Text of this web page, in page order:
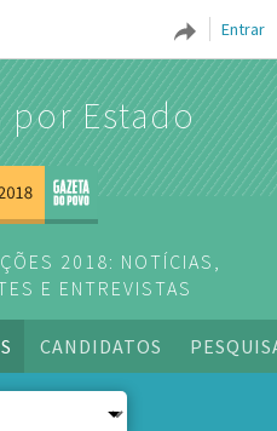
Entrar
por Estado
2018: NOTÍCIAS,
E ENTREVISTAS
CANDIDATOS